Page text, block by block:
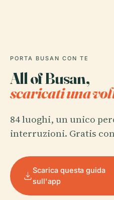
PORTA BUSAN CON TE
All of Busan,
scaricati una
84 luoghi, un unico
interruzioni. Gratis
Scarica questa guida
sull'app